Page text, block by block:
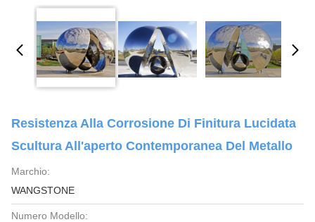
Resistenza Alla Corrosione Di Finitura Lucidata
Scultura All'aperto Contemporanea Del Metallo
Marchio:
WANGSTONE
Numero Modello: